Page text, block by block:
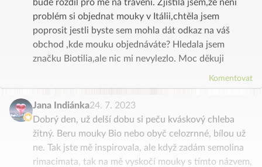
bude rozdíl pro mě na trávení. Zjistila jsem,že není
problém si objednat mouky v Itálii,chtěla jsem
poprosit jestli byste sem mohla dát odkaz na váš
obchod ,kde mouku objednáváte? Hledala jsem
značku Biotilia,ale nic mi nevylezlo. Moc děkuji
Komentovat
Jana Indiánka24. 7. 2023
Dobrý den, už delší dobu si peču kváskový chleba
žitný. Beru mouky Bio nebo obyč celozrnné, bílou už
ne. Tak jste mě inspirovala, ale když zadám semolina
rimacimata, tak na mě vyskočí mouky s tímto názvem,